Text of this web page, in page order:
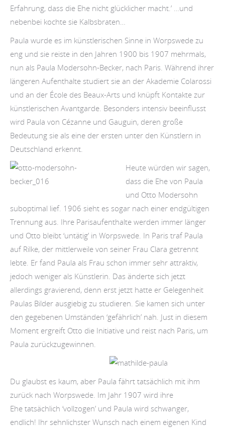
Erfahrung, dass die Ehe nicht glücklicher macht.’ …und
nebenbei kochte sie Kalbsbraten…
Paula wurde es im künstlerischen Sinne in Worpswede zu
eng und sie reiste in den Jahren 1900 bis 1907 mehrmals,
nun als Paula Modersohn-Becker, nach Paris. Während ihrer
längeren Aufenthalte studiert sie an der Akademie Colarossi
und an der École des Beaux-Arts und knüpft Kontakte zur
künstlerischen Avantgarde. Besonders intensiv beeinflusst
wird Paula von Cézanne und Gauguin, deren große
Bedeutung sie als eine der ersten unter den Künstlern in
Deutschland erkennt.
Heute würden wir sagen,
dass die Ehe von Paula
und Otto Modersohn
suboptimal lief. 1906 sieht es sogar nach einer endgültigen
Trennung aus. Ihre Parisaufenthalte werden immer länger
und Otto bleibt ‘untätig’ in Worpswede. In Paris traf Paula
auf Rilke, der mittlerweile von seiner Frau Clara getrennt
lebte. Er fand Paula als Frau schon immer sehr attraktiv,
jedoch weniger als Künstlerin. Das änderte sich jetzt
allerdings gravierend, denn erst jetzt hatte er Gelegenheit
Paulas Bilder ausgiebig zu studieren. Sie kamen sich unter
den gegebenen Umständen ‘gefährlich’ nah. Just in diesem
Moment ergreift Otto die Initiative und reist nach Paris, um
Paula zurückzugewinnen.
Du glaubst es kaum, aber Paula fährt tatsächlich mit ihm
zurück nach Worpswede. Im Jahr 1907 wird ihre
Ehe tatsächlich ‘vollzogen’ und Paula wird schwanger,
endlich! Ihr sehnlichster Wunsch nach einem eigenen Kind